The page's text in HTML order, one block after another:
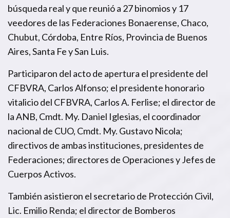
búsqueda real y que reunió a 27 binomios y 17
veedores de las Federaciones Bonaerense, Chaco,
Chubut, Córdoba, Entre Ríos, Provincia de Buenos
Aires, Santa Fe y San Luis.
Participaron del acto de apertura el presidente del
CFBVRA, Carlos Alfonso; el presidente honorario
vitalicio del CFBVRA, Carlos A. Ferlise; el director de
la ANB, Cmdt. My. Daniel Iglesias, el coordinador
nacional de CUO, Cmdt. My. Gustavo Nicola;
directivos de ambas instituciones, presidentes de
Federaciones; directores de Operaciones y Jefes de
Cuerpos Activos.
También asistieron el secretario de Protección Civil,
Lic. Emilio Renda; el director de Bomberos